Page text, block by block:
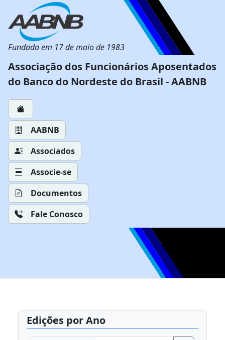
Fundada em 17 de maio de 1983
Associação dos Funcionários Aposentados
do Banco do Nordeste do Brasil - AABNB
AABNB
Associados
Associe-se
Documentos
Fale Conosco
Edições por Ano